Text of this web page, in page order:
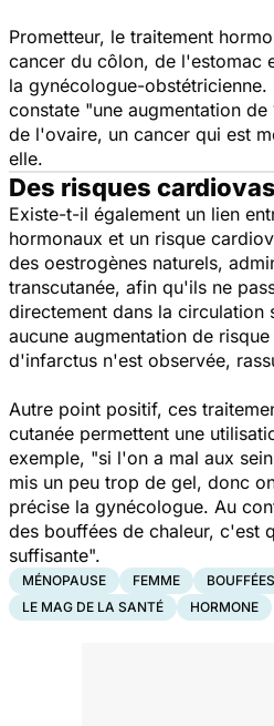
Prometteur, le traitement
cancer du côlon, de l'estomac
la gynécologue-obstétricienne.
constate "une augmentation
de l'ovaire, un cancer qui est
elle.
Des risques
Existe-t-il également un lien
hormonaux et un risque
des oestrogènes naturels,
transcutanée, afin qu'ils ne
directement dans la circulation
aucune augmentation de risque
d'infarctus n'est observée,
Autre point positif, ces
cutanée permettent une
exemple, "si l'on a mal aux
mis un peu trop de gel, donc
précise la gynécologue. Au
des bouffées de chaleur, c'est
suffisante".
MÉNOPAUSE FEMME
LE MAG DE LA SANTÉ
HORMONE